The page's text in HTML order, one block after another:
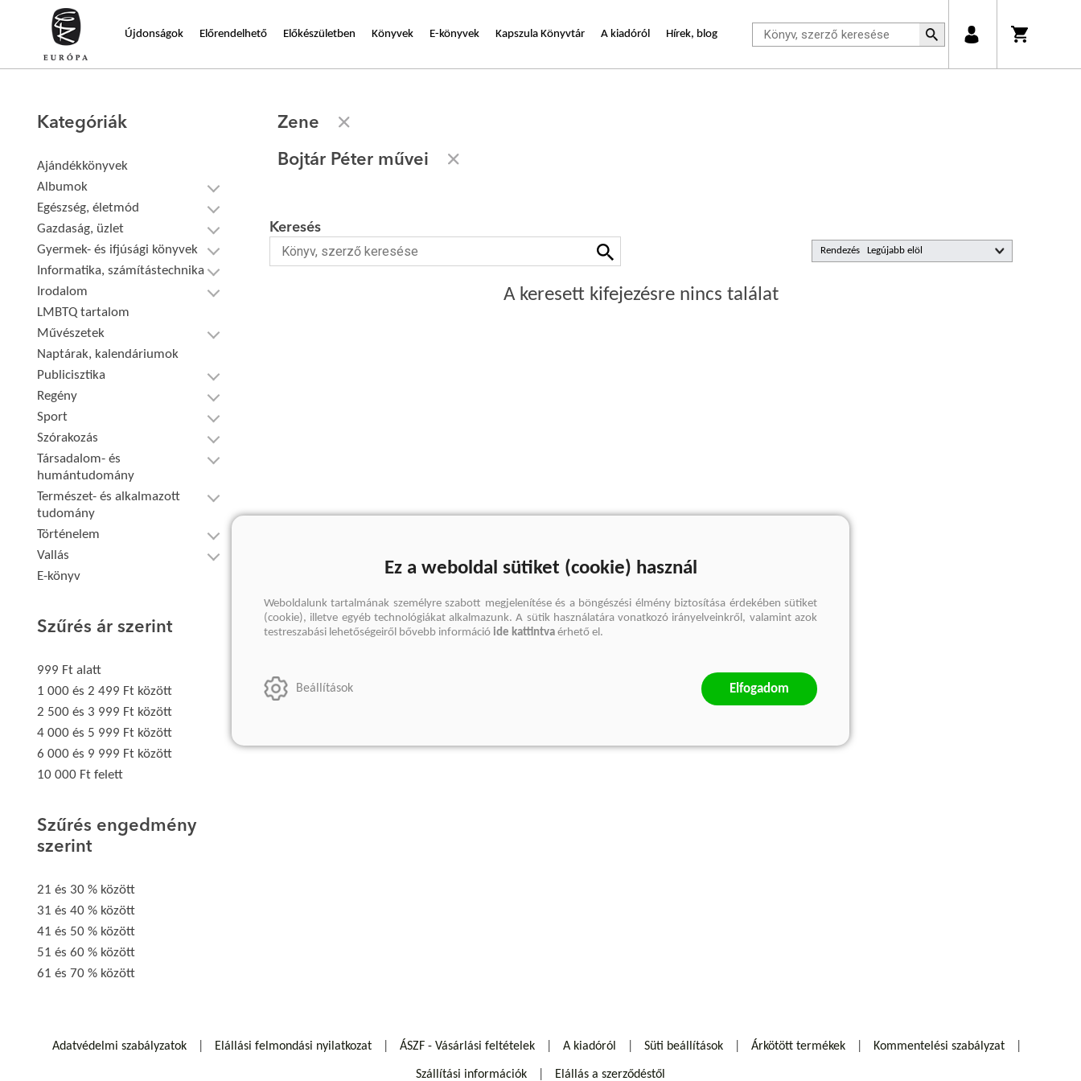
Újdonságok Előrendelhető Előkészületben Könyvek E-könyvek Kapszula Könyvtár A kiadóról Hírek, blog
Kategóriák
Ajándékkönyvek
Albumok
Egészség, életmód
Gazdaság, üzlet
Gyermek- és ifjúsági könyvek
Informatika, számítástechnika
Irodalom
LMBTQ tartalom
Művészetek
Naptárak, kalendáriumok
Publicisztika
Regény
Sport
Szórakozás
Társadalom- és
humántudomány
Természet- és alkalmazott
tudomány
Történelem
Vallás
E-könyv
Szűrés ár szerint
999 Ft alatt
1 000 és 2 499 Ft között
2 500 és 3 999 Ft között
4 000 és 5 999 Ft között
6 000 és 9 999 Ft között
10 000 Ft felett
Szűrés engedmény
szerint
21 és 30 % között
31 és 40 % között
41 és 50 % között
51 és 60 % között
61 és 70 % között
Zene
Bojtár Péter művei
Rendezés
Keresés
A keresett kifejezésre nincs találat
Adatvédelmi szabályzatok Elállási felmondási nyilatkozat ÁSZF - Vásárlási feltételek A kiadóról Süti beállítások Árkötött termékek Kommentelési szabályzat
Szállítási információk Elállás a szerződéstől
Ez a weboldal sütiket (cookie) használ
Weboldalunk tartalmának személyre szabott megjelenítése és a böngészési élmény biztosítása érdekében sütiket
(cookie), illetve egyéb technológiákat alkalmazunk. A sütik használatára vonatkozó irányelveinkről, valamint azok
testreszabási lehetőségeiről bővebb információ ide kattintva érhető el.
Beállítások Elfogadom